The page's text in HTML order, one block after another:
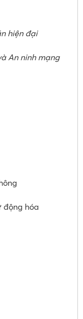
hiện đại
An ninh mạng
hóa